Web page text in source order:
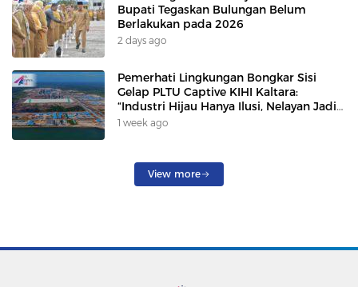
Bupati Tegaskan Bulungan Belum
Berlakukan pada 2026
2 days ago
Pemerhati Lingkungan Bongkar Sisi
Gelap PLTU Captive KIHI Kaltara:
“Industri Hijau Hanya Ilusi, Nelayan Jadi
Korban”
1 week ago
View more